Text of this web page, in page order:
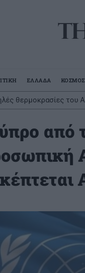
ΕΛΛΑΔΑ ΚΟΣΜΟΣ
θερμοκρασίες του
από